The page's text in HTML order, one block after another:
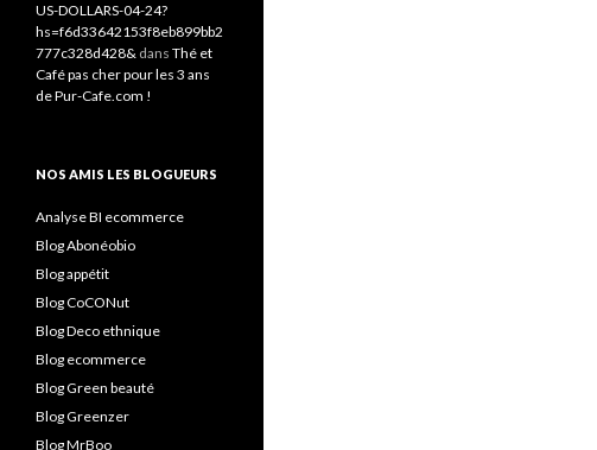
US-DOLLARS-04-24?
hs=f6d33642153f8eb899bb2
777c328d428& dans Thé et
Café pas cher pour les 3 ans
de Pur-Cafe.com !
NOS AMIS LES BLOGUEURS
Analyse BI ecommerce
Blog Abonéobio
Blog appétit
Blog CoCONut
Blog Deco ethnique
Blog ecommerce
Blog Green beauté
Blog Greenzer
Blog MrBoo